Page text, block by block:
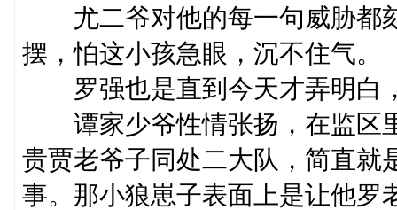
尤二爷对他的每一句威胁都
摆，怕这小孩急眼，沉不住气。
罗强也是直到今天才弄明白
谭家少爷性情张扬，在监区
贵贾老爷子同处二大队，简直就
事。那小狼崽子表面上是让他罗